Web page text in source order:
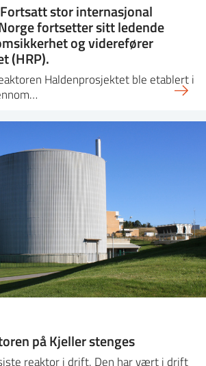
stor internasjonal
fortsetter sitt ledende
og viderefører
(HRP).
Haldenprosjektet ble etablert i
på Kjeller stenges
siste reaktor i drift. Den har vært i drift